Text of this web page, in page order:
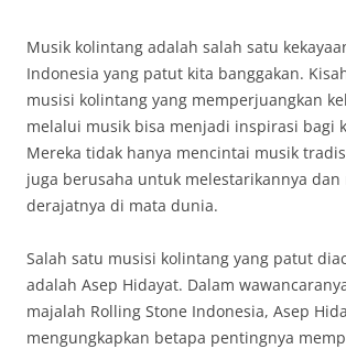
Musik kolintang adalah salah satu
Indonesia yang patut kita banggakan.
musisi kolintang yang memperjuangkan
melalui musik bisa menjadi inspirasi bagi
Mereka tidak hanya mencintai musik
juga berusaha untuk melestarikannya dan
derajatnya di mata dunia.
Salah satu musisi kolintang yang patut
adalah Asep Hidayat. Dalam
majalah Rolling Stone Indonesia, Asep
mengungkapkan betapa pentingnya